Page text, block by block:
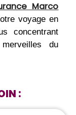
Marco
voyage en
concentrant
du
: